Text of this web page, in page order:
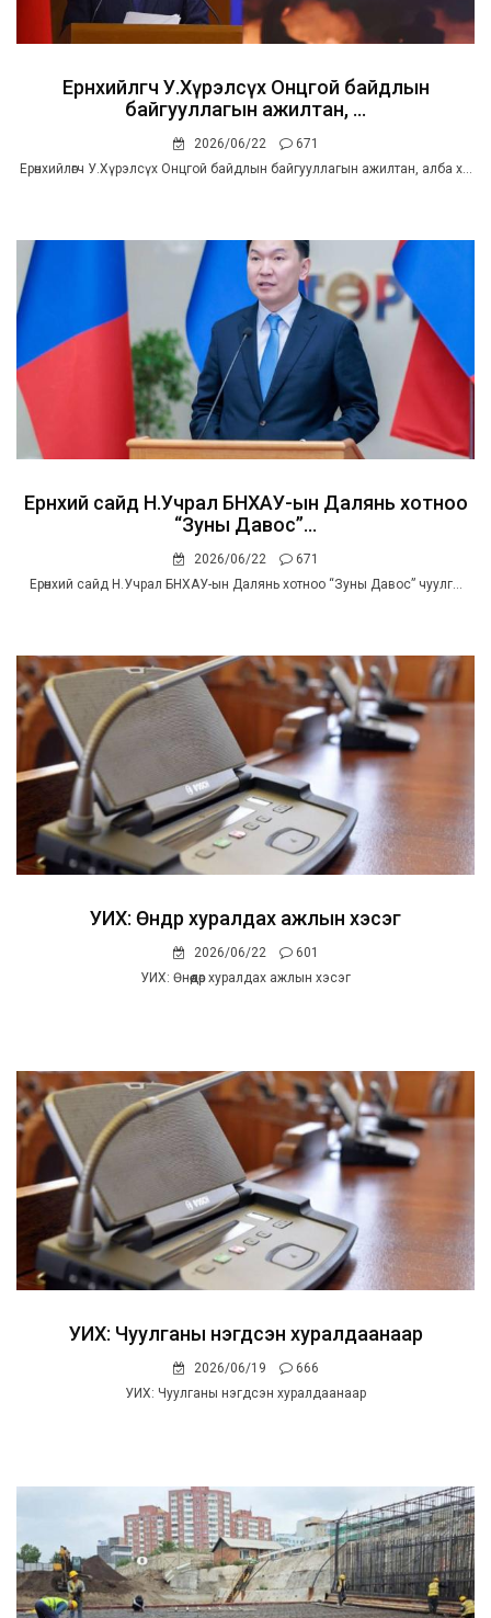
Ерөнхийлөгч У.Хүрэлсүх Онцгой байдлын
байгууллагын ажилтан, ...
2026/06/22
671
Ерөнхийлөгч У.Хүрэлсүх Онцгой байдлын байгууллагын ажилтан, алба х...
Ерөнхий сайд Н.Учрал БНХАУ-ын Далянь хотноо
“Зуны Давос”...
2026/06/22
671
Ерөнхий сайд Н.Учрал БНХАУ-ын Далянь хотноо “Зуны Давос” чуулг...
УИХ: Өнөөдөр хуралдах ажлын хэсэг
2026/06/22
601
УИХ: Өнөөдөр хуралдах ажлын хэсэг
УИХ: Чуулганы нэгдсэн хуралдаанаар
2026/06/19
666
УИХ: Чуулганы нэгдсэн хуралдаанаар